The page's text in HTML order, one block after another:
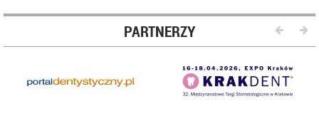
PARTNERZY